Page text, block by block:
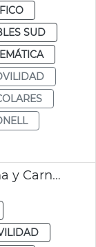
SUD
Tráfico València 10K Femenina y Carnaval Russafa